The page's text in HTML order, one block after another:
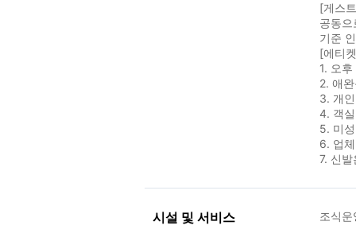
[게스
공동
기준
[에티
1. 오
2. 애
3. 개
4. 객
5. 미
6. 업
7. 신
시설 및 서비스 조식